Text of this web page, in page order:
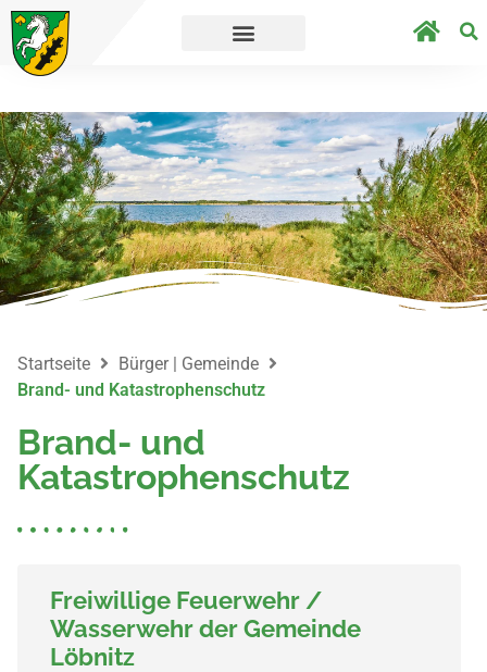
direkt zur Umfrage.
Startseite
Bürger | Gemeinde
Brand- und Katastrophenschutz
Brand- und
Katastrophenschutz
Freiwillige Feuerwehr /
Wasserwehr der Gemeinde
Löbnitz